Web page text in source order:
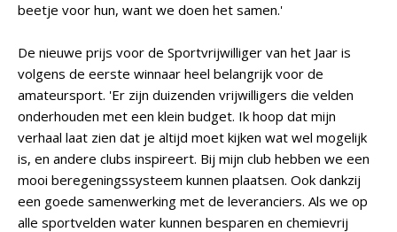
beetje voor hun, want we doen het samen.'
De nieuwe prijs voor de Sportvrijwilliger van het Jaar is
volgens de eerste winnaar heel belangrijk voor de
amateursport. 'Er zijn duizenden vrijwilligers die velden
onderhouden met een klein budget. Ik hoop dat mijn
verhaal laat zien dat je altijd moet kijken wat wel mogelijk
is, en andere clubs inspireert. Bij mijn club hebben we een
mooi beregeningssysteem kunnen plaatsen. Ook dankzij
een goede samenwerking met de leveranciers. Als we op
alle sportvelden water kunnen besparen en chemievrij